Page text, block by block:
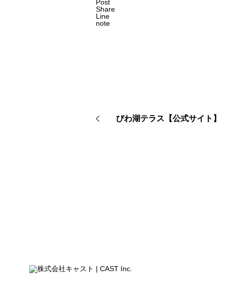
Post
Share
Line
note
びわ湖テラス【公式サイト】